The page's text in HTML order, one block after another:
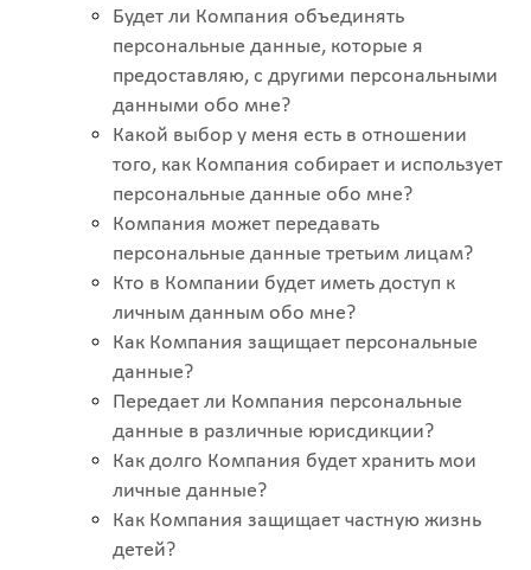
Будет ли Компания объединять
персональные данные, которые я
предоставляю, с другими персональными
данными обо мне?
Какой выбор у меня есть в отношении
того, как Компания собирает и использует
персональные данные обо мне?
Компания может передавать
персональные данные третьим лицам?
Кто в Компании будет иметь доступ к
личным данным обо мне?
Как Компания защищает персональные
данные?
Передает ли Компания персональные
данные в различные юрисдикции?
Как долго Компания будет хранить мои
личные данные?
Как Компания защищает частную жизнь
детей?